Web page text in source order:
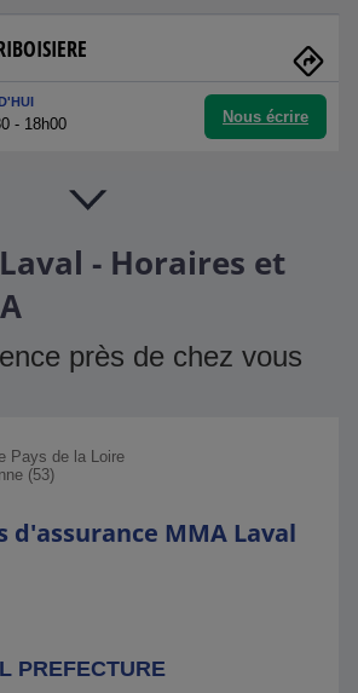
- 18h00 Nous écrire
- Horaires et
près de chez vous
Pays de la Loire
(53)
d'assurance MMA Laval
PREFECTURE